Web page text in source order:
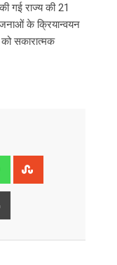
गई राज्य की 21
के क्रियान्वयन
सकारात्मक
Whatsapp